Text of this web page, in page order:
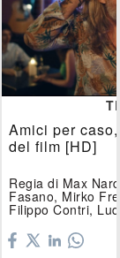
Amici per
del film [HD]
Regia di Max
Fasano, Mirko
Filippo Contri,